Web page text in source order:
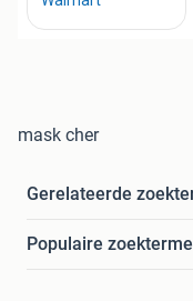
mask cher
Gerelateerde
Populaire